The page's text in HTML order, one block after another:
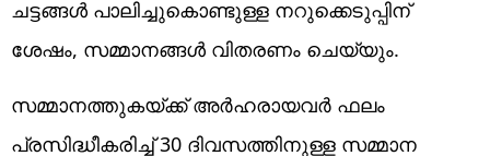
ചട്ടങ്ങള്‍ പാലിച്ചുകൊണ്ടുള്ള നറുക്കെടുപ്പിന്
ശേഷം, സമ്മാനങ്ങള്‍ വിതരണം ചെയ്യും.
സമ്മാനത്തുകയ്ക്ക് അര്‍ഹരായവര്‍ ഫലം
പ്രസിദ്ധീകരിച്ച് 30 ദിവസത്തിനുള്ള സമ്മാന